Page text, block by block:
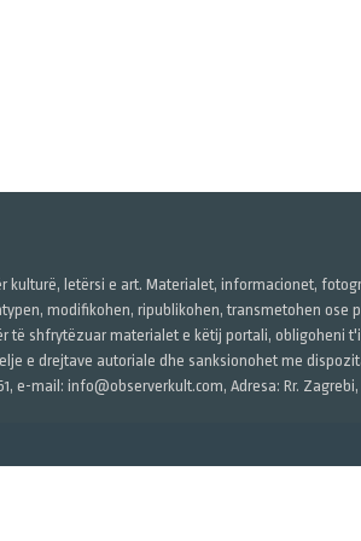
kulturë, letërsi e art. Materialet, informacionet,
modifikohen, ripublikohen, transmetohen
të shfrytëzuar materialet e këtij portali, obligoheni
e drejtave autoriale dhe sanksionohet me
e-mail: info@observerkult.com, Adresa: Rr.